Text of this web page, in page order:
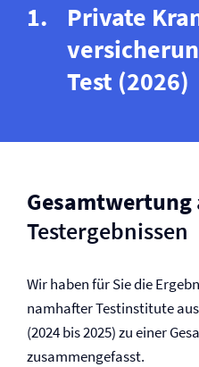
Private
Test (2026)
Gesamtwertung
Testergebnissen
Wir haben für Sie die
namhafter Testinstitute
(2024 bis 2025) zu einer
zusammengefasst.